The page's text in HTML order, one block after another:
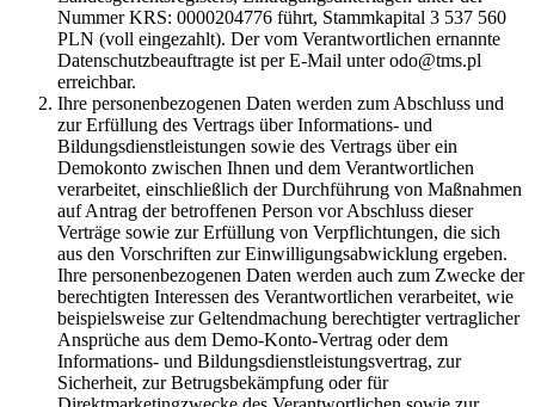
Nummer KRS: 0000204776 führt, Stammkapital 3 537 560
PLN (voll eingezahlt). Der vom Verantwortlichen ernannte
Datenschutzbeauftragte ist per E-Mail unter odo@tms.pl
erreichbar.
Ihre personenbezogenen Daten werden zum Abschluss und
zur Erfüllung des Vertrags über Informations- und
Bildungsdienstleistungen sowie des Vertrags über ein
Demokonto zwischen Ihnen und dem Verantwortlichen
verarbeitet, einschließlich der Durchführung von Maßnahmen
auf Antrag der betroffenen Person vor Abschluss dieser
Verträge sowie zur Erfüllung von Verpflichtungen, die sich
aus den Vorschriften zur Einwilligungsabwicklung ergeben.
Ihre personenbezogenen Daten werden auch zum Zwecke der
berechtigten Interessen des Verantwortlichen verarbeitet, wie
beispielsweise zur Geltendmachung berechtigter vertraglicher
Ansprüche aus dem Demo-Konto-Vertrag oder dem
Informations- und Bildungsdienstleistungsvertrag, zur
Sicherheit, zur Betrugsbekämpfung oder für